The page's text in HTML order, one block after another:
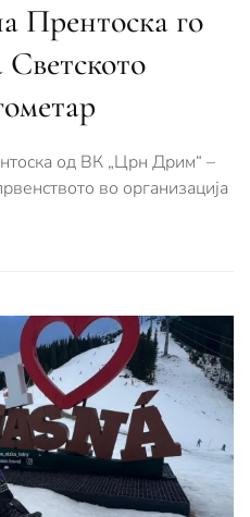
Прентоска го
Светското
од ВК „Црн Дрим“ –
во организација